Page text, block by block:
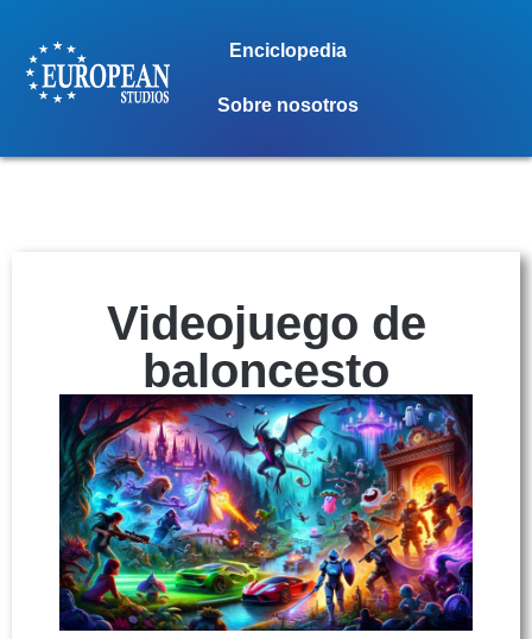
Enciclopedia
Sobre nosotros
Videojuego de
baloncesto